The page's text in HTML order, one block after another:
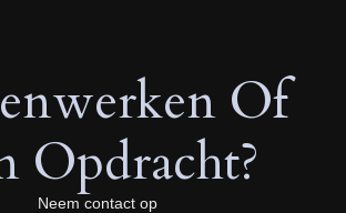
Of
Opdracht?
Neem contact op